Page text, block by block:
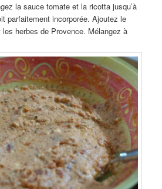
la sauce tomate et la ricotta jusqu’à
parfaitement incorporée. Ajoutez le
herbes de Provence. Mélangez à